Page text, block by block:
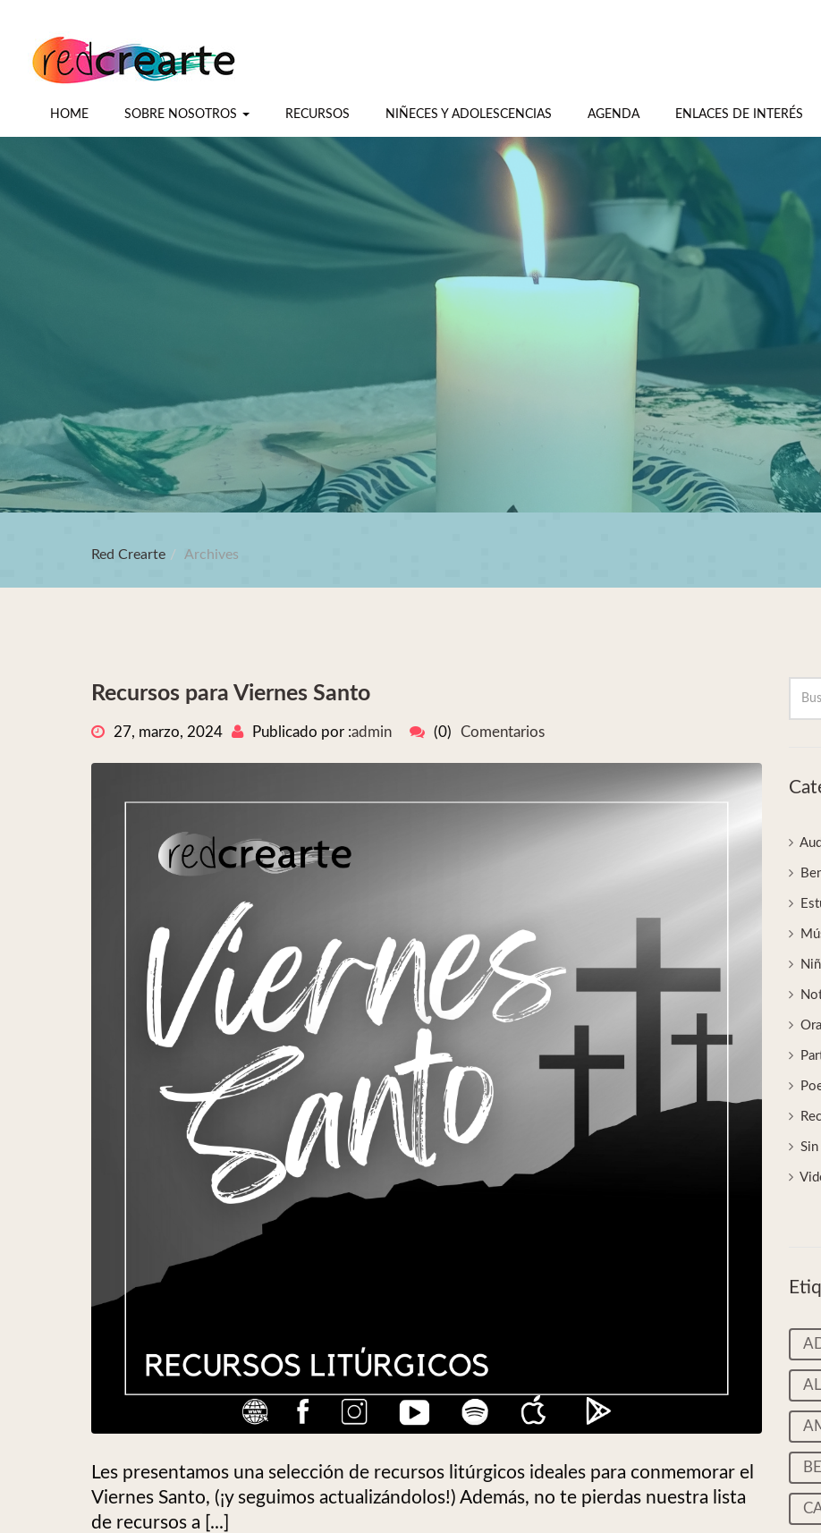
HOME SOBRE NOSOTROS RECURSOS NIÑECES Y ADOLESCENCIAS AGENDA ENLACES DE INTERÉS
Red Crearte Archives
Recursos para Viernes Santo
27, marzo, 2024 Publicado por :admin (0) Comentarios
Les presentamos una selección de recursos litúrgicos ideales para conmemorar el
Viernes Santo, (¡y seguimos actualizándolos!) Además, no te pierdas nuestra lista
de recursos a [...]